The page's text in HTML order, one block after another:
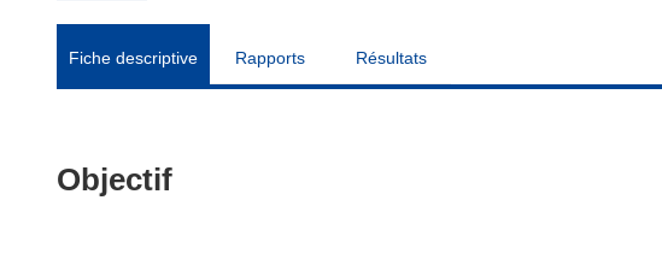
Fiche descriptive Rapports Résultats
Objectif